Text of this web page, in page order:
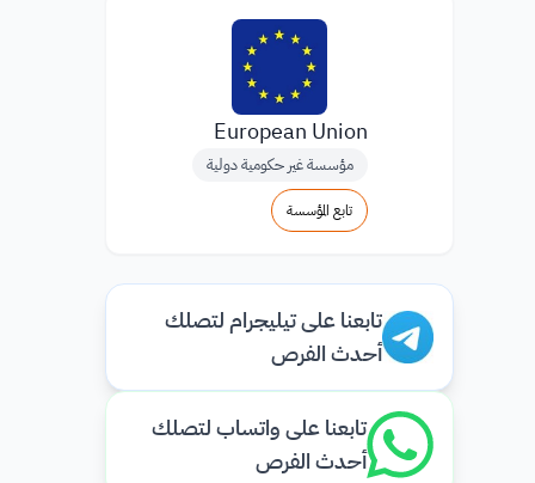
European Union
مؤسسة غير حكومية دولية
تابع المؤسسة
تابعنا على تيليجرام لتصلك
أحدث الفرص
تابعنا على واتساب لتصلك
أحدث الفرص